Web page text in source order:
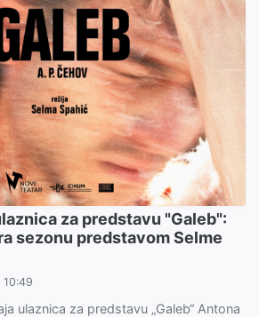
za predstavu "Galeb":
sezonu predstavom Selme
ulaznica za predstavu „Galeb“ Antona